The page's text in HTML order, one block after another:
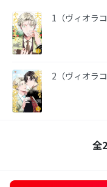
1（ヴィオラ
2（ヴィオラ
全